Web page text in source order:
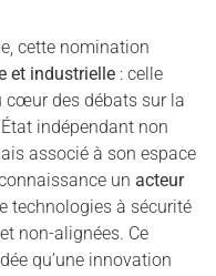
cette nomination
et industrielle : celle
cœur des débats sur la
indépendant non
associé à son espace
un acteur
technologies à sécurité
non-alignées. Ce
qu’une innovation